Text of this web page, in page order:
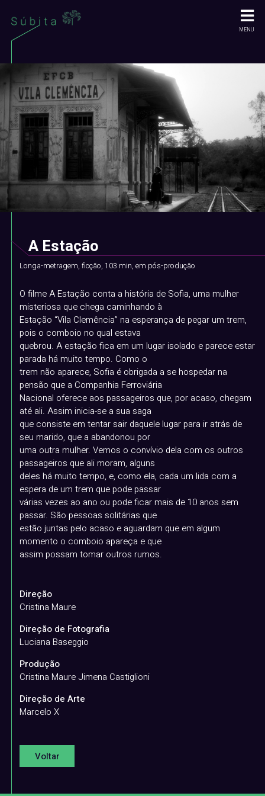
MENU
A Estação
Longa-metragem, ficção, 103 min, em pós-produção
O filme A Estação conta a história de Sofia, uma mulher
misteriosa que chega caminhando à
Estação “Vila Clemência” na esperança de pegar um trem,
pois o comboio no qual estava
quebrou. A estação fica em um lugar isolado e parece estar
parada há muito tempo. Como o
trem não aparece, Sofia é obrigada a se hospedar na
pensão que a Companhia Ferroviária
Nacional oferece aos passageiros que, por acaso, chegam
até ali. Assim inicia-se a sua saga
que consiste em tentar sair daquele lugar para ir atrás de
seu marido, que a abandonou por
uma outra mulher. Vemos o convívio dela com os outros
passageiros que ali moram, alguns
deles há muito tempo, e, como ela, cada um lida com a
espera de um trem que pode passar
várias vezes ao ano ou pode ficar mais de 10 anos sem
passar. São pessoas solitárias que
estão juntas pelo acaso e aguardam que em algum
momento o comboio apareça e que
assim possam tomar outros rumos.
Direção
Cristina Maure
Direção de Fotografia
Luciana Baseggio
Produção
Cristina Maure Jimena Castiglioni
Direção de Arte
Marcelo X
Voltar